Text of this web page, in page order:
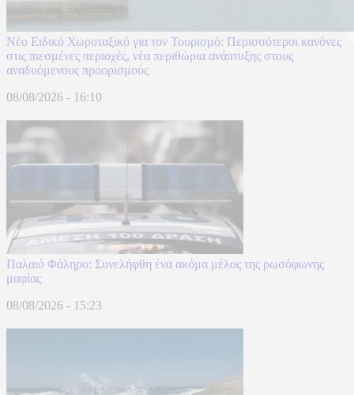
Νέο Ειδικό Χωροταξικό για τον Τουρισμό: Περισσότεροι κανόνες
στις πιεσμένες περιοχές, νέα περιθώρια ανάπτυξης στους
αναδυόμενους προορισμούς
08/08/2026 - 16:10
Παλαιό Φάληρο: Συνελήφθη ένα ακόμα μέλος της ρωσόφωνης
μαφίας
08/08/2026 - 15:23